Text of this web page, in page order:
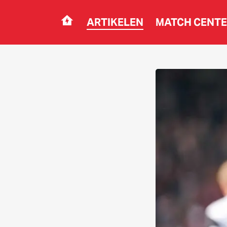
Navigation ARTIKELEN MATCH